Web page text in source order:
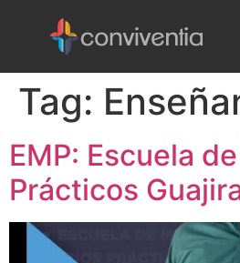
Tag:
EMP: Escuela
Prácticos